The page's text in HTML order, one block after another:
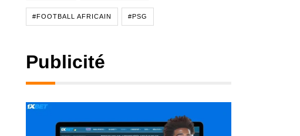
#FOOTBALL AFRICAIN #PSG
Publicité